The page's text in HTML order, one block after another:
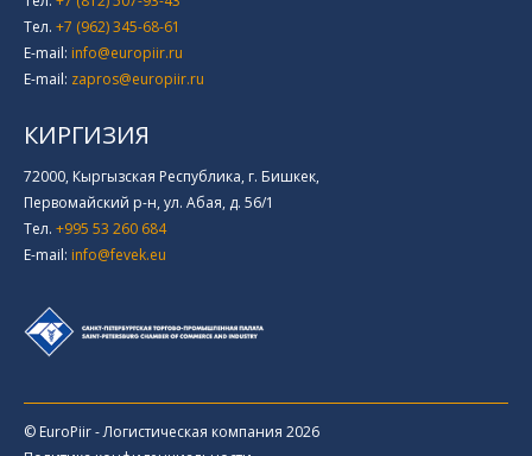
Тел. +7 (962) 345-68-61
E-mail: info@europiir.ru
E-mail: zapros@europiir.ru
КИРГИЗИЯ
72000, Кыргызская Республика, г. Бишкек,
Первомайский р-н, ул. Абая, д. 56/1
Тел. +995 53 260 684
E-mail: info@fevek.eu
© EuroPiir - Логистическая компания 2026